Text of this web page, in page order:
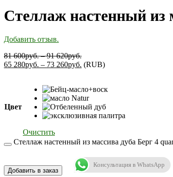
Стеллаж настенный из
Добавить отзыв.
81 600руб.–91 620руб.
65 280руб. – 73 260руб. (RUB)
Цвет
Очистить
Стеллаж настенный из массива дуба Берг 4
Добавить в заказ
Консультация в WhatsApp